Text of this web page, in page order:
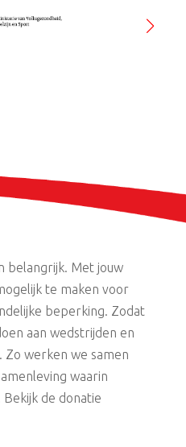
belangrijk. Met jouw
te maken voor
beperking. Zodat
aan wedstrijden en
Zo werken we samen
waarin
de donatie